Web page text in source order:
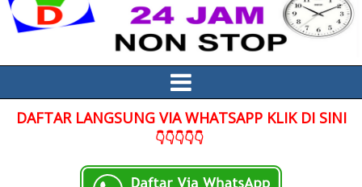
DAFTAR LANGSUNG VIA WHATSAPP KLIK DI SINI
👇👇👇👇👇